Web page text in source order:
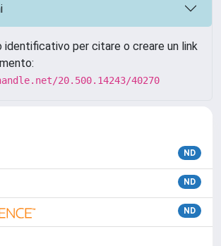
identificativo per citare o creare un link
20.500.14243/40270
ND
ND
ND